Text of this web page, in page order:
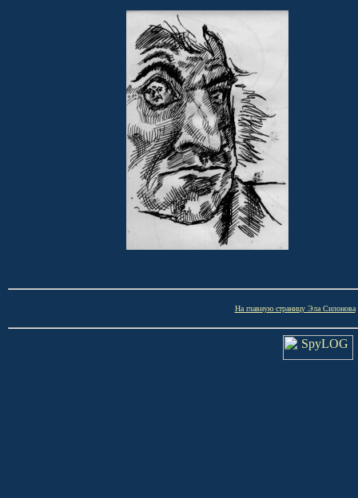
На главную страницу Эла Силонова